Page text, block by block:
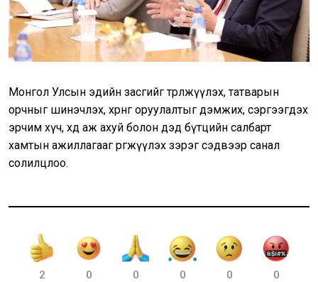
Монгол Улсын эдийн засгийг төрөлжүүлэх, татварын
орчныг шинэчлэх, хөрөнгө оруулалтыг дэмжих, сэргээгдэх
эрчим хүч, хөдөө аж ахуй болон дэд бүтцийн салбарт
хамтын ажиллагааг өргөжүүлэх зэрэг сэдвээр санал
солилцлоо.
2 0 0 0 0 0